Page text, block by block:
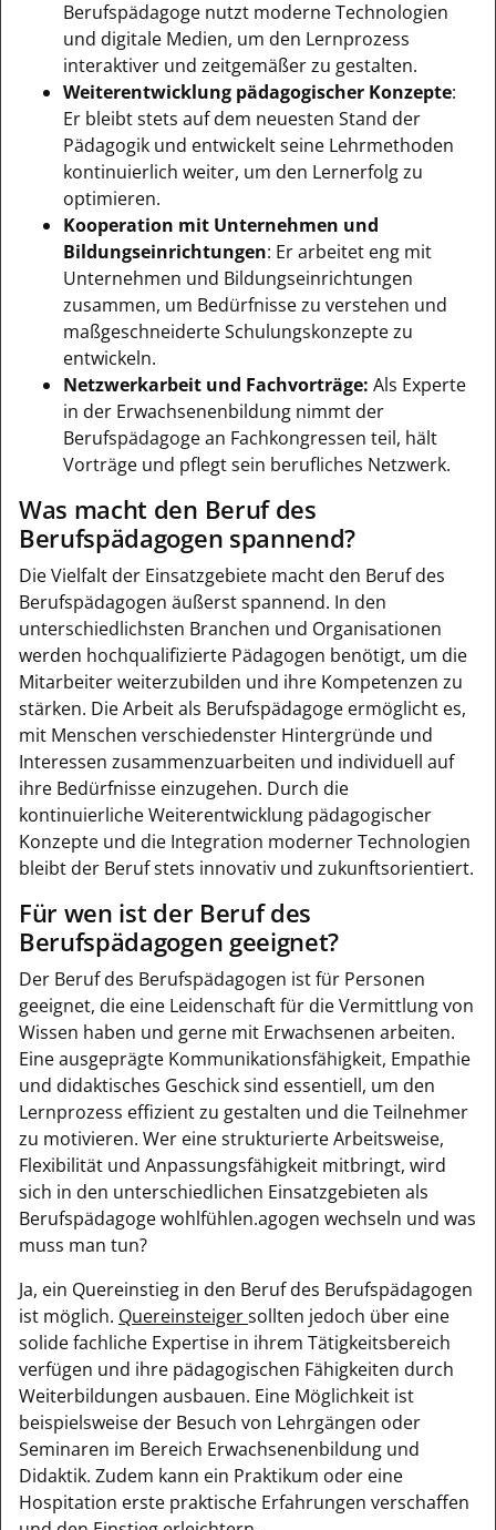
Berufspädagoge nutzt moderne Technologien
und digitale Medien, um den Lernprozess
interaktiver und zeitgemäßer zu gestalten.
Weiterentwicklung pädagogischer Konzepte:
Er bleibt stets auf dem neuesten Stand der
Pädagogik und entwickelt seine Lehrmethoden
kontinuierlich weiter, um den Lernerfolg zu
optimieren.
Kooperation mit Unternehmen und
Bildungseinrichtungen: Er arbeitet eng mit
Unternehmen und Bildungseinrichtungen
zusammen, um Bedürfnisse zu verstehen und
maßgeschneiderte Schulungskonzepte zu
entwickeln.
Netzwerkarbeit und Fachvorträge: Als Experte
in der Erwachsenenbildung nimmt der
Berufspädagoge an Fachkongressen teil, hält
Vorträge und pflegt sein berufliches Netzwerk.
Was macht den Beruf des
Berufspädagogen spannend?
Die Vielfalt der Einsatzgebiete macht den Beruf des
Berufspädagogen äußerst spannend. In den
unterschiedlichsten Branchen und Organisationen
werden hochqualifizierte Pädagogen benötigt, um die
Mitarbeiter weiterzubilden und ihre Kompetenzen zu
stärken. Die Arbeit als Berufspädagoge ermöglicht es,
mit Menschen verschiedenster Hintergründe und
Interessen zusammenzuarbeiten und individuell auf
ihre Bedürfnisse einzugehen. Durch die
kontinuierliche Weiterentwicklung pädagogischer
Konzepte und die Integration moderner Technologien
bleibt der Beruf stets innovativ und zukunftsorientiert.
Für wen ist der Beruf des
Berufspädagogen geeignet?
Der Beruf des Berufspädagogen ist für Personen
geeignet, die eine Leidenschaft für die Vermittlung von
Wissen haben und gerne mit Erwachsenen arbeiten.
Eine ausgeprägte Kommunikationsfähigkeit, Empathie
und didaktisches Geschick sind essentiell, um den
Lernprozess effizient zu gestalten und die Teilnehmer
zu motivieren. Wer eine strukturierte Arbeitsweise,
Flexibilität und Anpassungsfähigkeit mitbringt, wird
sich in den unterschiedlichen Einsatzgebieten als
Berufspädagoge wohlfühlen.agogen wechseln und was
muss man tun?
Ja, ein Quereinstieg in den Beruf des Berufspädagogen
ist möglich. Quereinsteigersollten jedoch über eine
solide fachliche Expertise in ihrem Tätigkeitsbereich
verfügen und ihre pädagogischen Fähigkeiten durch
Weiterbildungen ausbauen. Eine Möglichkeit ist
beispielsweise der Besuch von Lehrgängen oder
Seminaren im Bereich Erwachsenenbildung und
Didaktik. Zudem kann ein Praktikum oder eine
Hospitation erste praktische Erfahrungen verschaffen